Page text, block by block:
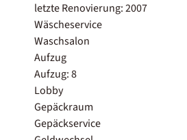
letzte Renovierung: 2007
Wäscheservice
Waschsalon
Aufzug
Aufzug: 8
Lobby
Gepäckraum
Gepäckservice